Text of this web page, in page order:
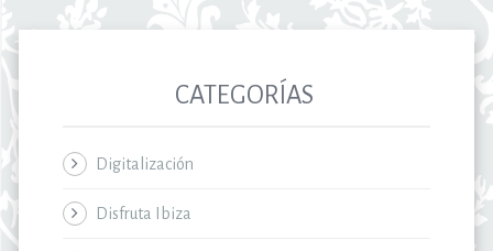
CATEGORÍAS
Digitalización
Disfruta Ibiza